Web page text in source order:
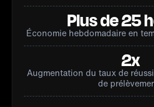
Plus de 25
Économie hebdomadaire en
2x
Augmentation du taux de
de